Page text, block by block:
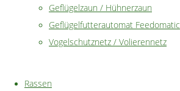
Geflügelzaun / Hühnerzaun
Geflügelfutterautomat Feedomatic
Vogelschutznetz / Volierennetz
Rassen
Augenentzündungen